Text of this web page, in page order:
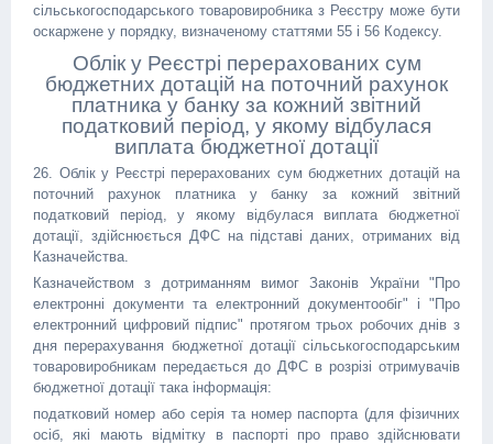
сільськогосподарського товаровиробника з Реєстру може бути
оскаржене у порядку, визначеному статтями 55 і 56 Кодексу.
Облік у Реєстрі перерахованих сум
бюджетних дотацій на поточний рахунок
платника у банку за кожний звітний
податковий період, у якому відбулася
виплата бюджетної дотації
26. Облік у Реєстрі перерахованих сум бюджетних дотацій на
поточний рахунок платника у банку за кожний звітний
податковий період, у якому відбулася виплата бюджетної
дотації, здійснюється ДФС на підставі даних, отриманих від
Казначейства.
Казначейством з дотриманням вимог Законів України "Про
електронні документи та електронний документообіг" і "Про
електронний цифровий підпис" протягом трьох робочих днів з
дня перерахування бюджетної дотації сільськогосподарським
товаровиробникам передається до ДФС в розрізі отримувачів
бюджетної дотації така інформація:
податковий номер або серія та номер паспорта (для фізичних
осіб, які мають відмітку в паспорті про право здійснювати